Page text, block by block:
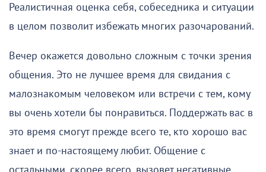
Реалистичная оценка себя, собеседника и ситуации
в целом позволит избежать многих разочарований.
Вечер окажется довольно сложным с точки зрения
общения. Это не лучшее время для свидания с
малознакомым человеком или встречи с тем, кому
вы очень хотели бы понравиться. Поддержать вас в
это время смогут прежде всего те, кто хорошо вас
знает и по-настоящему любит. Общение с